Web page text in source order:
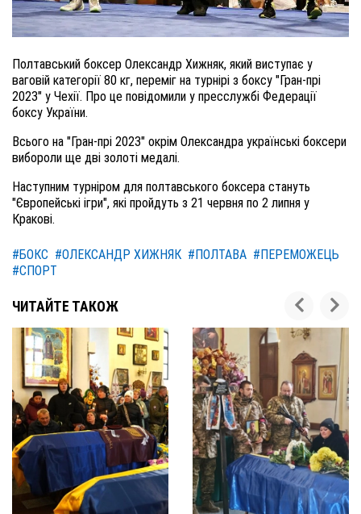
Полтавський боксер Олександр Хижняк, який виступає у
ваговій категорії 80 кг, переміг на турнірі з боксу "Гран-прі
2023" у Чехії. Про це повідомили у пресслужбі Федерації
боксу України.
Всього на "Гран-прі 2023" окрім Олександра українські боксери
вибороли ще дві золоті медалі.
Наступним турніром для полтавського боксера стануть
"Європейські ігри", які пройдуть з 21 червня по 2 липня у
Кракові.
#БОКС #ОЛЕКСАНДР ХИЖНЯК #ПОЛТАВА #ПЕРЕМОЖЕЦЬ
#СПОРТ
ЧИТАЙТЕ ТАКОЖ